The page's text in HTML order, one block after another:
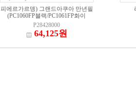
피에르가르뎅) 그랜드아쿠아 만년필
(PC1060FP블랙/PC1061FP화이
P28428000
64,125원